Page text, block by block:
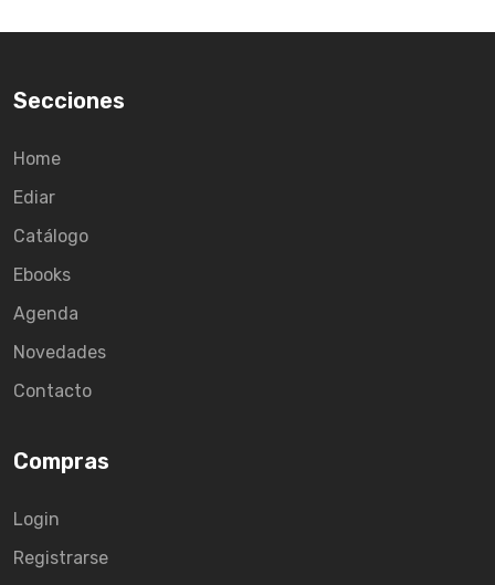
Secciones
Home
Ediar
Catálogo
Ebooks
Agenda
Novedades
Contacto
Compras
Login
Registrarse